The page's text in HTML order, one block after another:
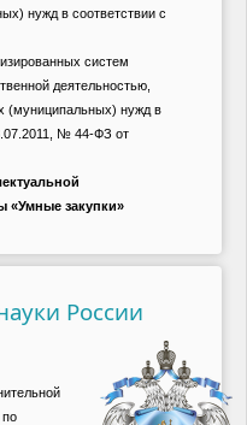
нужд в соответствии с
систем
деятельностью,
(муниципальных) нужд в
№ 44-ФЗ от
«Умные закупки»
России